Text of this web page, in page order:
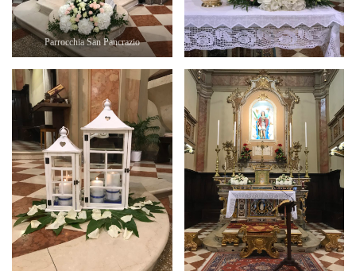
Parrocchia San Pancrazio